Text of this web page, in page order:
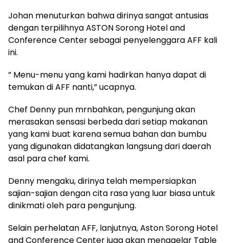
Johan menuturkan bahwa dirinya sangat antusias
dengan terpilihnya ASTON Sorong Hotel and
Conference Center sebagai penyelenggara AFF kali
ini.
” Menu-menu yang kami hadirkan hanya dapat di
temukan di AFF nanti,” ucapnya.
Chef Denny pun mrnbahkan, pengunjung akan
merasakan sensasi berbeda dari setiap makanan
yang kami buat karena semua bahan dan bumbu
yang digunakan didatangkan langsung dari daerah
asal para chef kami.
Denny mengaku, dirinya telah mempersiapkan
sajian-sajian dengan cita rasa yang luar biasa untuk
dinikmati oleh para pengunjung.
Selain perhelatan AFF, lanjutnya, Aston Sorong Hotel
and Conference Center juga akan menggelar Table